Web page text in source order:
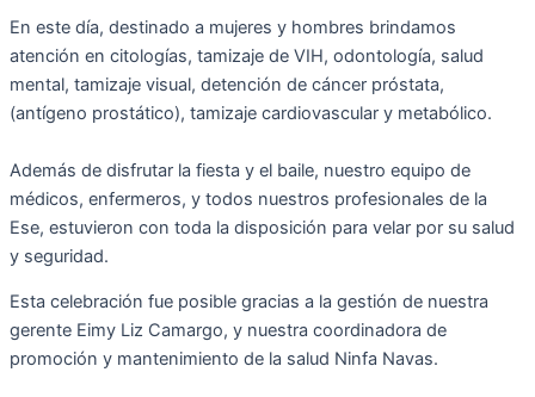
En este día, destinado a mujeres y hombres brindamos
atención en citologías, tamizaje de VIH, odontología, salud
mental, tamizaje visual, detención de cáncer próstata,
(antígeno prostático), tamizaje cardiovascular y metabólico.
Además de disfrutar la fiesta y el baile, nuestro equipo de
médicos, enfermeros, y todos nuestros profesionales de la
Ese, estuvieron con toda la disposición para velar por su salud
y seguridad.
Esta celebración fue posible gracias a la gestión de nuestra
gerente Eimy Liz Camargo, y nuestra coordinadora de
promoción y mantenimiento de la salud Ninfa Navas.